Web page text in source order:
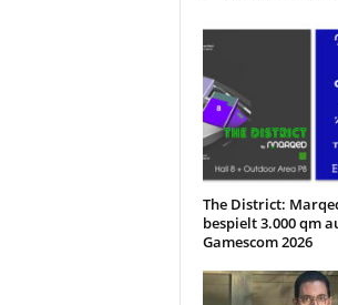
The District:
bespielt 3.000 qm
Gamescom 2026